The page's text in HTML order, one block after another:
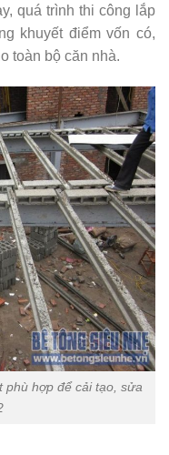
quá trình thi công lắp
khuyết điểm vốn có,
toàn bộ căn nhà.
phù hợp để cải tạo, sửa